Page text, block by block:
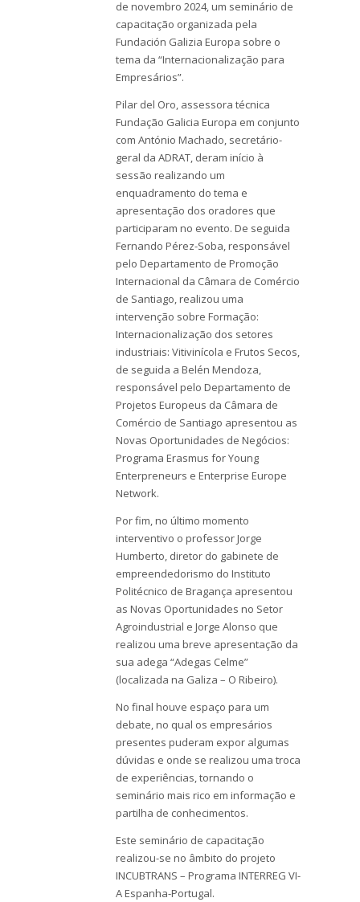
de novembro 2024, um seminário de
capacitação organizada pela
Fundación Galizia Europa sobre o
tema da “Internacionalização para
Empresários”.
Pilar del Oro, assessora técnica
Fundação Galicia Europa em conjunto
com António Machado, secretário-
geral da ADRAT, deram início à
sessão realizando um
enquadramento do tema e
apresentação dos oradores que
participaram no evento. De seguida
Fernando Pérez-Soba, responsável
pelo Departamento de Promoção
Internacional da Câmara de Comércio
de Santiago, realizou uma
intervenção sobre Formação:
Internacionalização dos setores
industriais: Vitivinícola e Frutos Secos,
de seguida a Belén Mendoza,
responsável pelo Departamento de
Projetos Europeus da Câmara de
Comércio de Santiago apresentou as
Novas Oportunidades de Negócios:
Programa Erasmus for Young
Enterpreneurs e Enterprise Europe
Network.
Por fim, no último momento
interventivo o professor Jorge
Humberto, diretor do gabinete de
empreendedorismo do Instituto
Politécnico de Bragança apresentou
as Novas Oportunidades no Setor
Agroindustrial e Jorge Alonso que
realizou uma breve apresentação da
sua adega “Adegas Celme”
(localizada na Galiza – O Ribeiro).
No final houve espaço para um
debate, no qual os empresários
presentes puderam expor algumas
dúvidas e onde se realizou uma troca
de experiências, tornando o
seminário mais rico em informação e
partilha de conhecimentos.
Este seminário de capacitação
realizou-se no âmbito do projeto
INCUBTRANS – Programa INTERREG VI-
A Espanha-Portugal.